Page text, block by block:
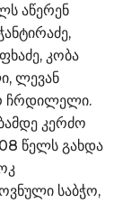
აწერენ
კობა
ლევან
ჩრდილელი.
კერძო
წელს გახდა
საბჭო,